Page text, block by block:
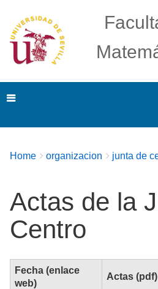
Breadcrumbs
You
Home organizacion junta de
Actas de la
Centro
Fecha (enlace
web)
Actas (pdf)